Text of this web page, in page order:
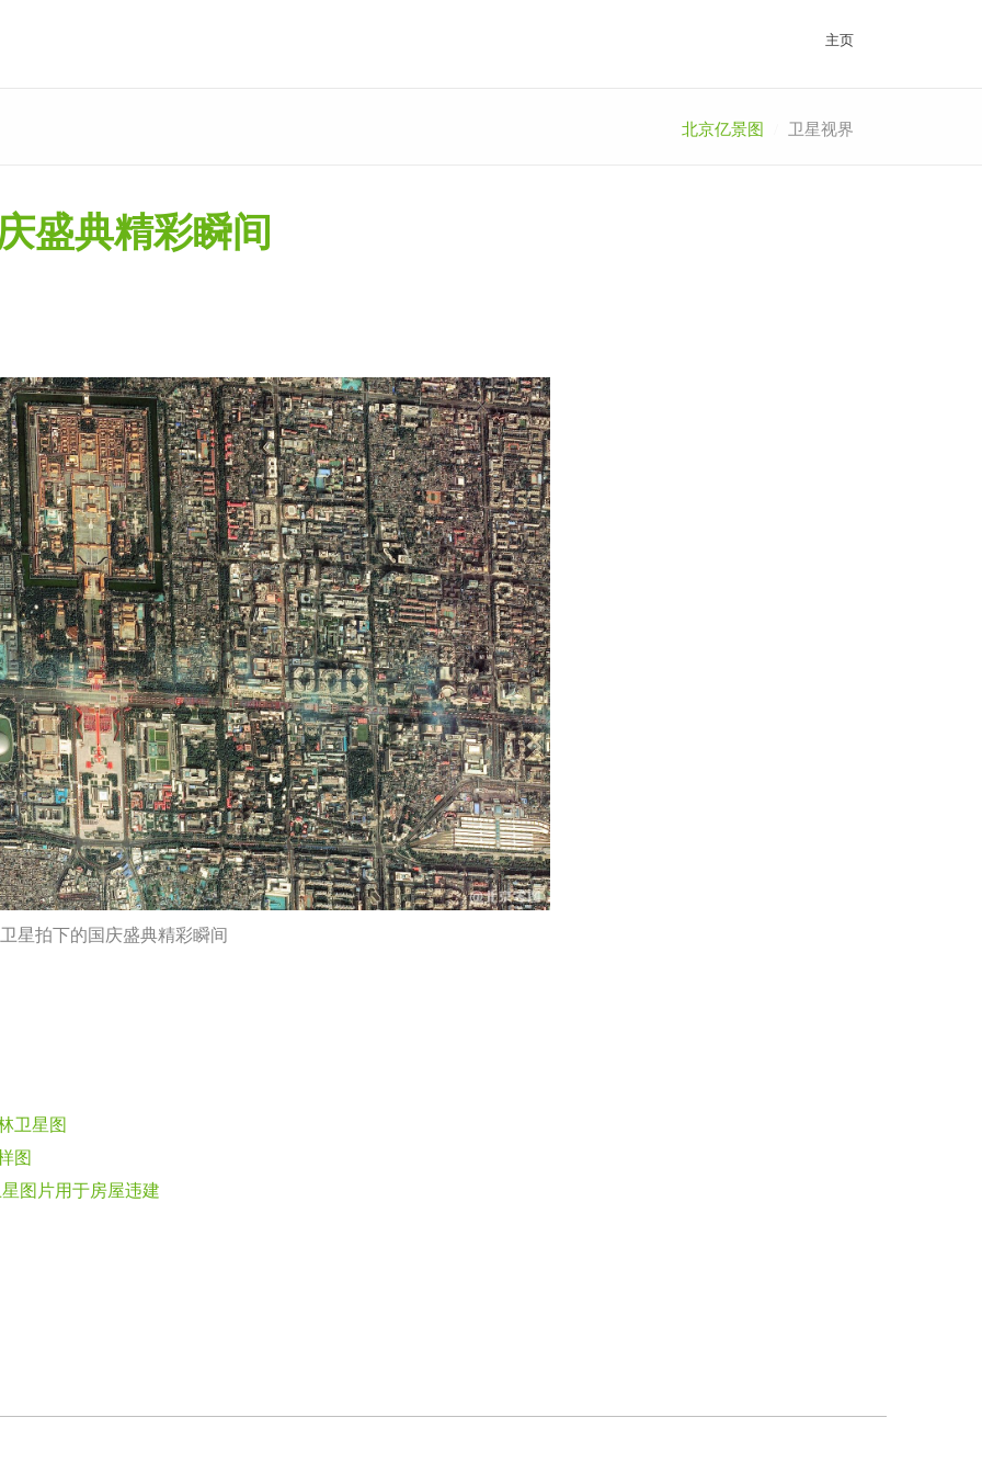
主页
北京亿景图 卫星视界
盛典精彩瞬间
卫星拍下的国庆盛典精彩瞬间
卫星图
图
图片用于房屋违建